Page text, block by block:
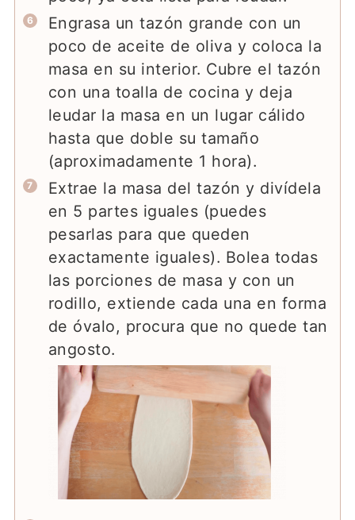
Engrasa un tazón grande con un
poco de aceite de oliva y coloca la
masa en su interior. Cubre el tazón
con una toalla de cocina y deja
leudar la masa en un lugar cálido
hasta que doble su tamaño
(aproximadamente 1 hora).
Extrae la masa del tazón y divídela
en 5 partes iguales (puedes
pesarlas para que queden
exactamente iguales). Bolea todas
las porciones de masa y con un
rodillo, extiende cada una en forma
de óvalo, procura que no quede tan
angosto.